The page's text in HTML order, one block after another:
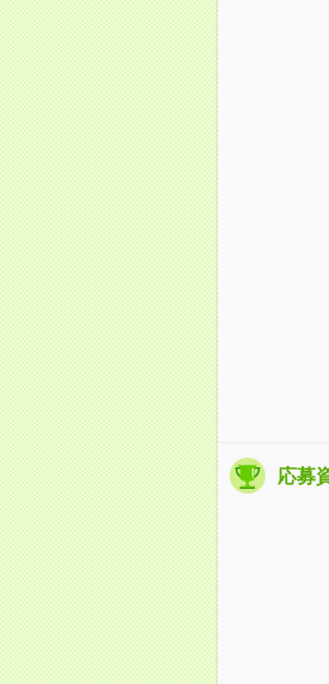
応募